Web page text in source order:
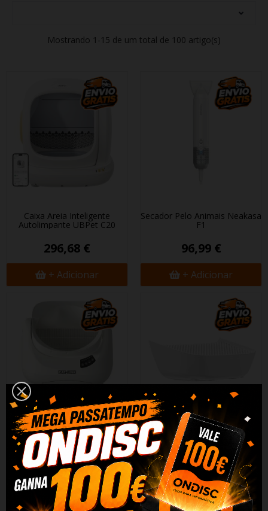
Mostrando 1-15 de um total de 100 artigo(s)
Caixa Areia Inteligente
Autolimpante UBPet C20
296,68 €
+ Adicionar
Secador Pelo Animais Neakasa
F1
96,99 €
+ Adicionar
Caixa Areia Inteligente Catlink
Open X Branca
215,90 €
+ Adicionar
Degrau para Catlink Scooper
73,88 €
+ Adicionar